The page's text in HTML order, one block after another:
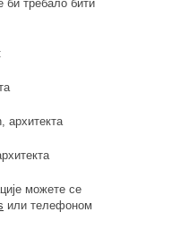
би требало бити
архитекта
можете се
или телефоном